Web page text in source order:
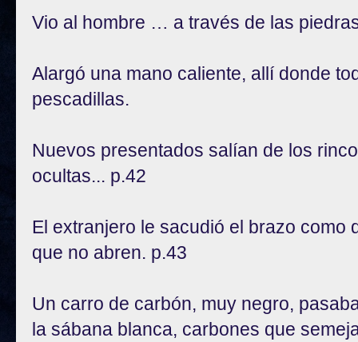
Vio al hombre … a través de las
Alargó una mano caliente, allí donde
pescadillas.
Nuevos presentados salían de los
ocultas... p.42
El extranjero le sacudió el brazo como
que no abren. p.43
Un carro de carbón, muy negro,
la sábana blanca, carbones que